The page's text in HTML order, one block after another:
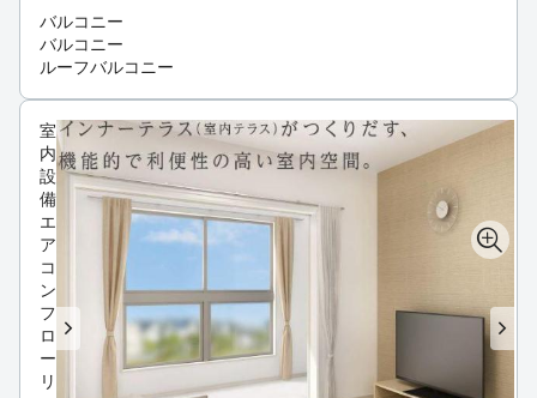
バルコニー
バルコニー
ルーフバルコニー
室
内
設
備
エ
ア
コ
ン
フ
ロ
ー
リ